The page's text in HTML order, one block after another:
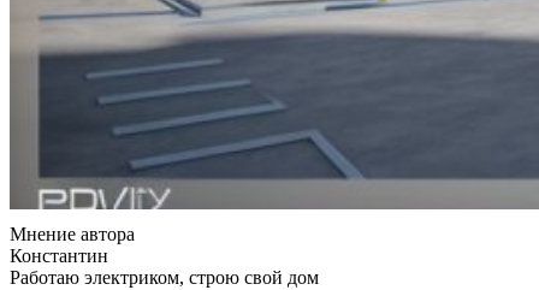
Мнение автора
Константин
Работаю электриком, строю свой дом